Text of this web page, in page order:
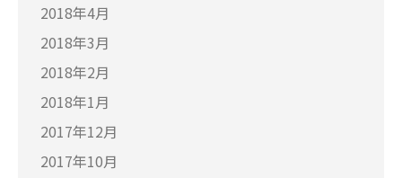
2018年4月
2018年3月
2018年2月
2018年1月
2017年12月
2017年10月